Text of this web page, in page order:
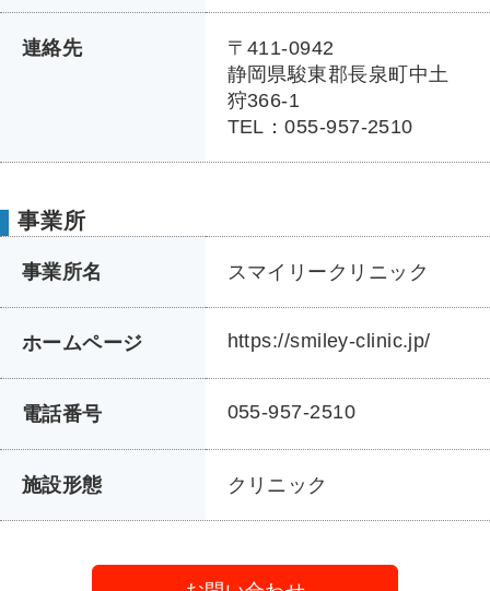
連絡先
〒411-0942
静岡県駿東郡長泉町中土
狩366-1
TEL：055-957-2510
事業所
事業所名 スマイリークリニック
ホームページ https://smiley-clinic.jp/
電話番号 055-957-2510
施設形態 クリニック